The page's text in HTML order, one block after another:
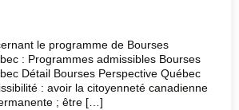
le programme de Bourses
: Programmes admissibles Bourses
Détail Bourses Perspective Québec
: avoir la citoyenneté canadienne
; être […]